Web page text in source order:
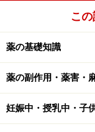
を占める主成分
ことが分かり、
のを「血清アル
は、血液中に存
血液の浸透圧を
保持・運搬する役
こ
薬の基礎知識
薬の副作用・薬害・
妊娠中・授乳中・子